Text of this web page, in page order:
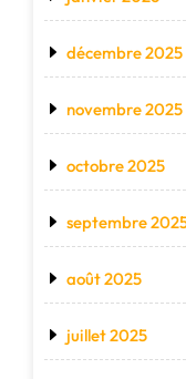
décembre 2025
novembre 2025
octobre 2025
septembre
août 2025
juillet 2025